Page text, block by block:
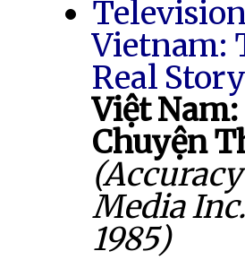
Vietnam:
Real Story
Việt Nam:
Chuyện
Media Inc.
1985)